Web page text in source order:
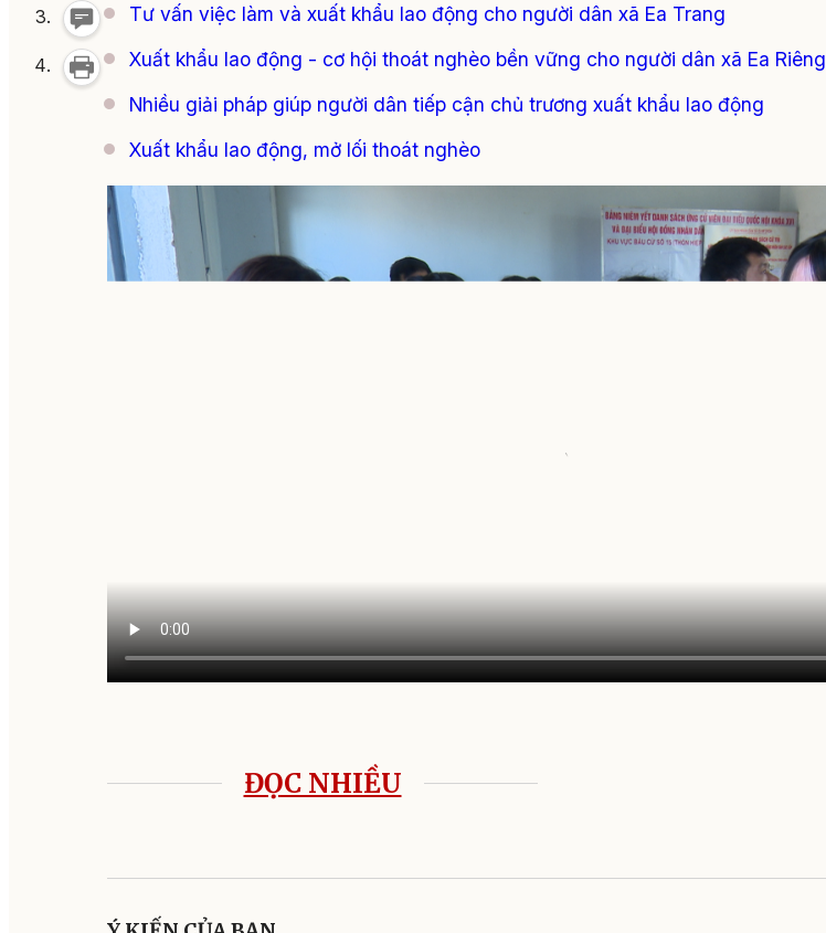
Tư vấn việc làm và xuất khẩu lao động cho người dân xã Ea Trang
Xuất khẩu lao động - cơ hội thoát nghèo bền vững cho người dân xã Ea Riêng
Nhiều giải pháp giúp người dân tiếp cận chủ trương xuất khẩu lao động
Xuất khẩu lao động, mở lối thoát nghèo
ĐỌC NHIỀU